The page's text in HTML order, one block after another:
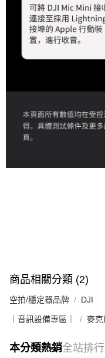
商品相關分類 (2)
空拍/穩定器品牌 DJI
｜音訊設備專區｜ 麥克
本分類熱銷全站排行